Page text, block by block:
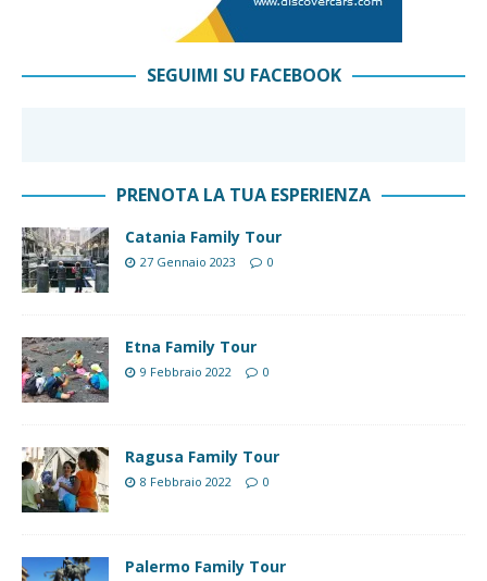
SEGUIMI SU FACEBOOK
PRENOTA LA TUA ESPERIENZA
Catania Family Tour
27 Gennaio 2023 0
Etna Family Tour
9 Febbraio 2022 0
Ragusa Family Tour
8 Febbraio 2022 0
Palermo Family Tour